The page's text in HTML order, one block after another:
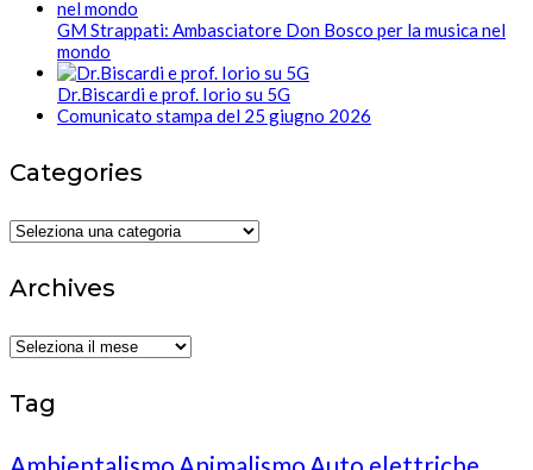
GM Strappati: Ambasciatore Don Bosco per la musica nel
mondo
Dr.Biscardi e prof. Iorio su 5G
Comunicato stampa del 25 giugno 2026
Categories
Categories
Archives
Archives
Tag